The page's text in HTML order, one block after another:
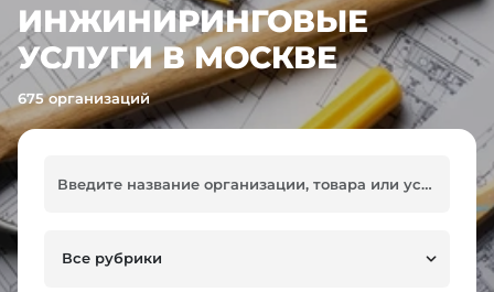
ИНЖИНИРИНГОВЫЕ
УСЛУГИ В МОСКВЕ
675 организаций
Все рубрики